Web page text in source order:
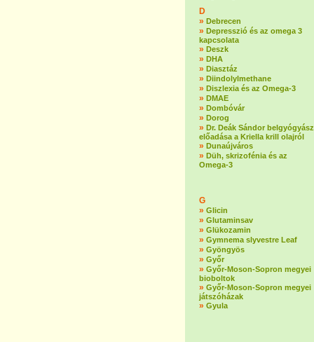
D
» Debrecen
» Depresszió és az omega 3
kapcsolata
» Deszk
» DHA
» Diasztáz
» Diindolylmethane
» Diszlexia és az Omega-3
» DMAE
» Dombóvár
» Dorog
» Dr. Deák Sándor belgyógyász
előadása a Kriella krill olajról
» Dunaújváros
» Düh, skrizofénia és az
Omega-3
G
» Glicin
» Glutaminsav
» Glükozamin
» Gymnema slyvestre Leaf
» Gyöngyös
» Győr
» Győr-Moson-Sopron megyei
bioboltok
» Győr-Moson-Sopron megyei
játszóházak
» Gyula